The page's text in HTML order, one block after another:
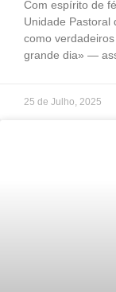
Com espírito de
Unidade Pastoral
como
grande dia» —
25 de Julho, 2025